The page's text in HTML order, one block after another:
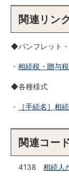
関連リン
◆パンフレット
・相続税・贈与
◆各種様式
・ ［手続名］相
関連コー
4138相続人